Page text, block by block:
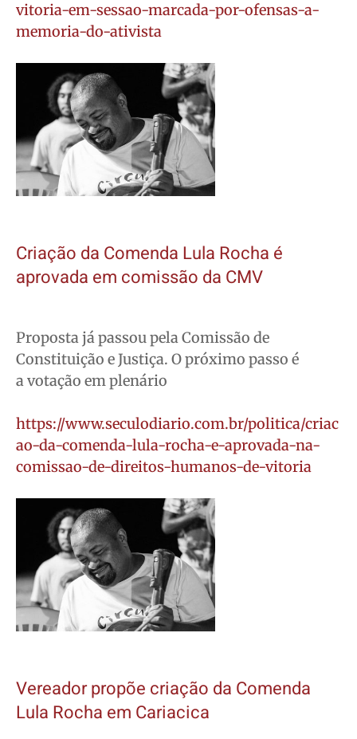
vitoria-em-sessao-marcada-por-ofensas-a-
memoria-do-ativista
Criação da Comenda Lula Rocha é
aprovada em comissão da CMV
Proposta já passou pela Comissão de
Constituição e Justiça. O próximo passo é
a votação em plenário
https://www.seculodiario.com.br/politica/criac
ao-da-comenda-lula-rocha-e-aprovada-na-
comissao-de-direitos-humanos-de-vitoria
Vereador propõe criação da Comenda
Lula Rocha em Cariacica